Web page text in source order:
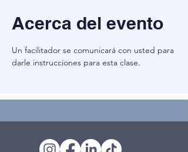
Acerca del evento
Un facilitador se comunicará con usted para
darle instrucciones para esta clase.